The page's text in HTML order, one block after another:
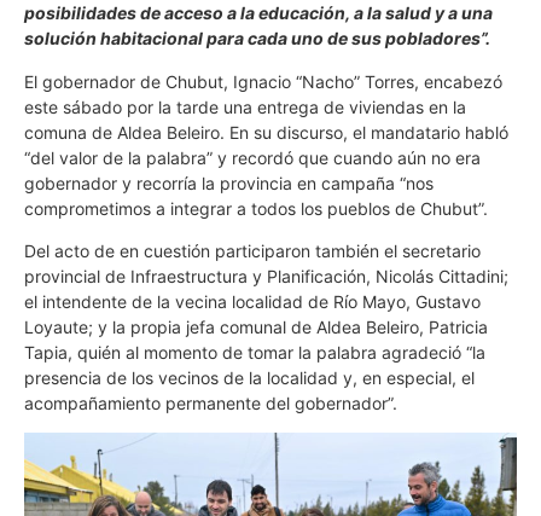
posibilidades de acceso a la educación, a la salud y a una
solución habitacional para cada uno de sus pobladores”.
El gobernador de Chubut, Ignacio “Nacho” Torres, encabezó
este sábado por la tarde una entrega de viviendas en la
comuna de Aldea Beleiro. En su discurso, el mandatario habló
“del valor de la palabra” y recordó que cuando aún no era
gobernador y recorría la provincia en campaña “nos
comprometimos a integrar a todos los pueblos de Chubut”.
Del acto de en cuestión participaron también el secretario
provincial de Infraestructura y Planificación, Nicolás Cittadini;
el intendente de la vecina localidad de Río Mayo, Gustavo
Loyaute; y la propia jefa comunal de Aldea Beleiro, Patricia
Tapia, quién al momento de tomar la palabra agradeció “la
presencia de los vecinos de la localidad y, en especial, el
acompañamiento permanente del gobernador”.